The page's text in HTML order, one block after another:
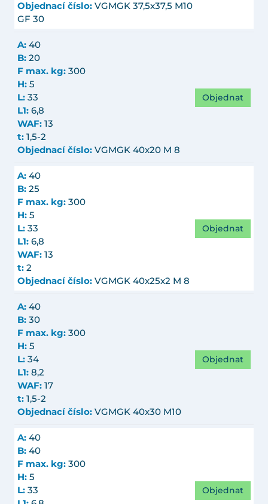
Objednací číslo: VGMGK 37,5x37,5 M10
GF 30
A: 40
B: 20
F max. kg: 300
H: 5
L: 33
L1: 6,8
WAF: 13
t: 1,5-2
Objednací číslo: VGMGK 40x20 M 8
Objednat
A: 40
B: 25
F max. kg: 300
H: 5
L: 33
L1: 6,8
WAF: 13
t: 2
Objednací číslo: VGMGK 40x25x2 M 8
Objednat
A: 40
B: 30
F max. kg: 300
H: 5
L: 34
L1: 8,2
WAF: 17
t: 1,5-2
Objednací číslo: VGMGK 40x30 M10
Objednat
A: 40
B: 40
F max. kg: 300
H: 5
L: 33
Objednat